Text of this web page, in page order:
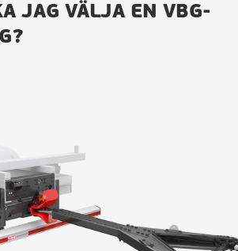
JAG VÄLJA EN VBG-